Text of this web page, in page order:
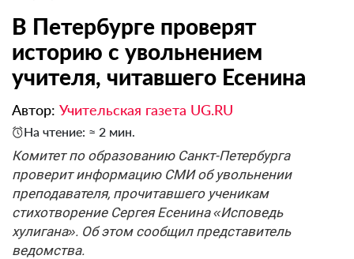
В Петербурге проверят
историю с увольнением
учителя, читавшего Есенина
Автор: Учительская газета UG.RU
На чтение: ≈ 2 мин.
Комитет по образованию Санкт-Петербурга
проверит информацию СМИ об увольнении
преподавателя, прочитавшего ученикам
стихотворение Сергея Есенина «Исповедь
хулигана». Об этом сообщил представитель
ведомства.